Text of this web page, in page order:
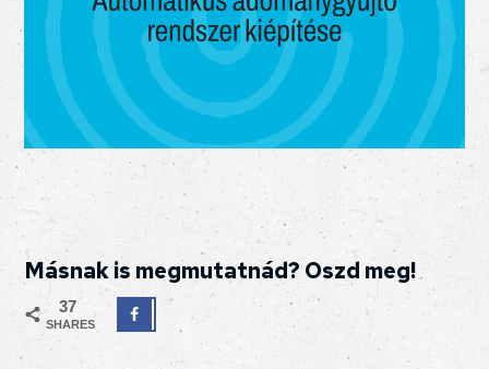
Másnak is megmutatnád? Oszd meg!
37
SHARES